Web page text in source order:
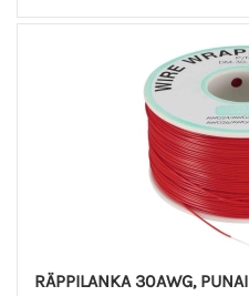
RÄPPILANKA 30AWG,